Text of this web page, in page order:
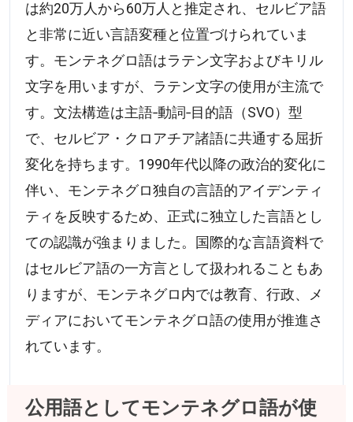
は約20万人から60万人と推定され、セルビア語
と非常に近い言語変種と位置づけられていま
す。モンテネグロ語はラテン文字およびキリル
文字を用いますが、ラテン文字の使用が主流で
す。文法構造は主語‐動詞‐目的語（SVO）型
で、セルビア・クロアチア諸語に共通する屈折
変化を持ちます。1990年代以降の政治的変化に
伴い、モンテネグロ独自の言語的アイデンティ
ティを反映するため、正式に独立した言語とし
ての認識が強まりました。国際的な言語資料で
はセルビア語の一方言として扱われることもあ
りますが、モンテネグロ内では教育、行政、メ
ディアにおいてモンテネグロ語の使用が推進さ
れています。
公用語としてモンテネグロ語が使